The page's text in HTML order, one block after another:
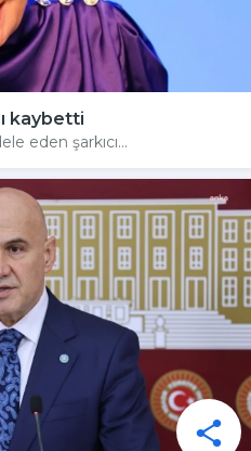
kaybetti
eden şarkıcı...